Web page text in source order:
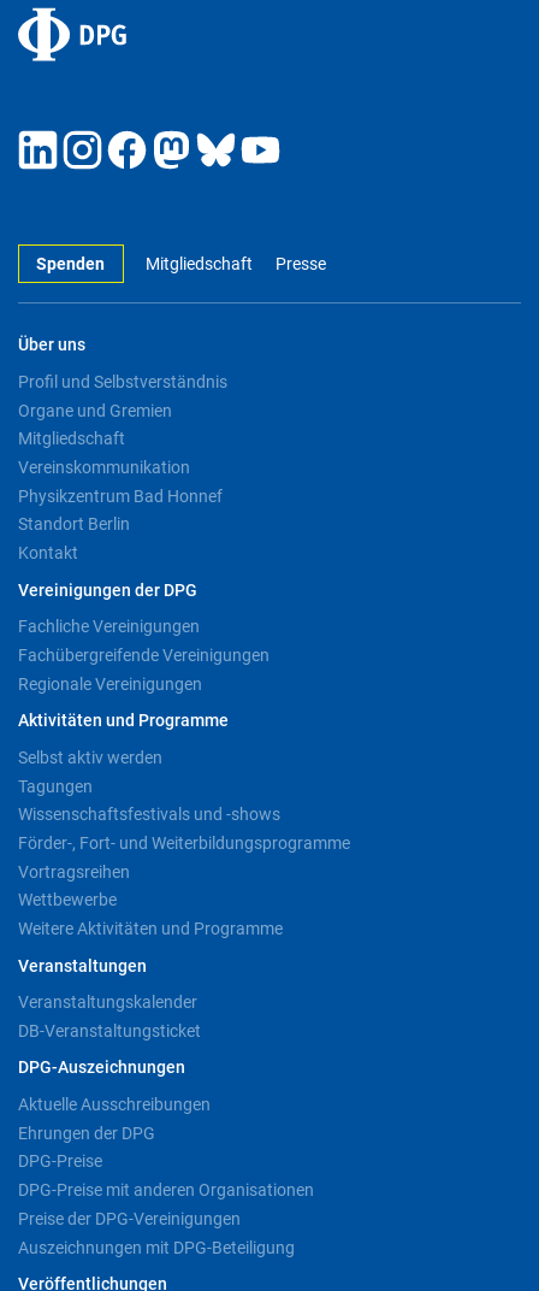
Spenden Mitgliedschaft Presse
Über uns
Profil und Selbstverständnis
Organe und Gremien
Mitgliedschaft
Vereinskommunikation
Physikzentrum Bad Honnef
Standort Berlin
Kontakt
Vereinigungen der DPG
Fachliche Vereinigungen
Fachübergreifende Vereinigungen
Regionale Vereinigungen
Aktivitäten und Programme
Selbst aktiv werden
Tagungen
Wissenschaftsfestivals und -shows
Förder-, Fort- und Weiterbildungsprogramme
Vortragsreihen
Wettbewerbe
Weitere Aktivitäten und Programme
Veranstaltungen
Veranstaltungskalender
DB-Veranstaltungsticket
DPG-Auszeichnungen
Aktuelle Ausschreibungen
Ehrungen der DPG
DPG-Preise
DPG-Preise mit anderen Organisationen
Preise der DPG-Vereinigungen
Auszeichnungen mit DPG-Beteiligung
Veröffentlichungen